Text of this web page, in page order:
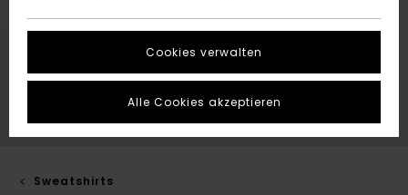
Sweatshirts
Cookies verwalten
Alle Cookies akzeptieren